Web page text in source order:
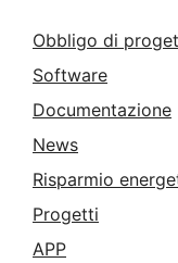
Obbligo di
Software
Documentazione
News
Risparmio
Progetti
APP